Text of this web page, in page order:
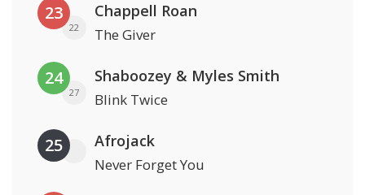
23
22
Chappell Roan
The Giver
24
27
Shaboozey & Myles Smith
Blink Twice
25 Afrojack
Never Forget You